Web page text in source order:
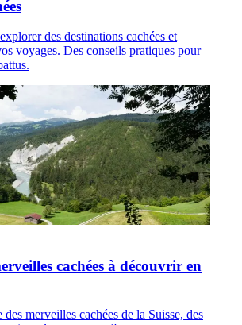
des destinations cachées et
voyages. Des conseils pratiques pour
cachées à découvrir en
merveilles cachées de la Suisse, des